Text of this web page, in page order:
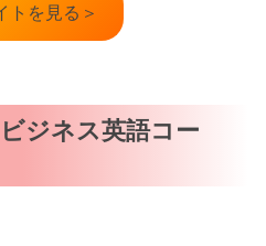
トを見る＞
ジネス英語コー